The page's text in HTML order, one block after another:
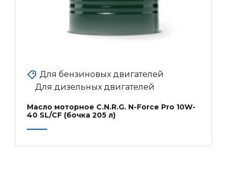
Для бензиновых двигателей
Для дизельных двигателей
Масло моторное C.N.R.G. N-Force Pro 10W-
40 SL/CF (бочка 205 л)